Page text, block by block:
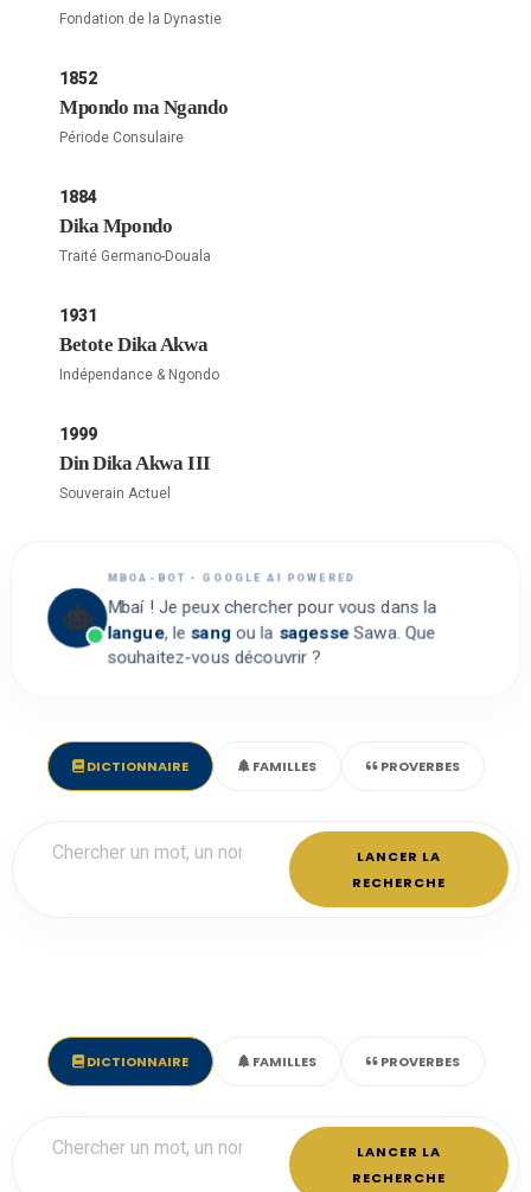
Fondation de la Dynastie
1852
Mpondo ma Ngando
Période Consulaire
1884
Dika Mpondo
Traité Germano-Douala
1931
Betote Dika Akwa
Indépendance & Ngondo
1999
Din Dika Akwa III
Souverain Actuel
MBOA-BOT • GOOGLE AI POWERED
Mbaí ! Je peux chercher pour vous dans la
langue, le sangou la sagesseSawa. Que
souhaitez-vous découvrir ?
DICTIONNAIRE FAMILLES PROVERBES
LANCER LA
RECHERCHE
DICTIONNAIRE FAMILLES PROVERBES
LANCER LA
RECHERCHE